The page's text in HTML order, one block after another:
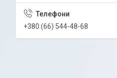
+380 (66) 544-48-68